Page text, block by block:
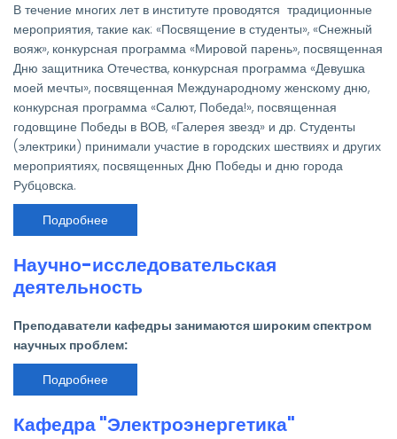
В течение многих лет в институте проводятся традиционные
мероприятия, такие как: «Посвящение в студенты», «Снежный
вояж», конкурсная программа «Мировой парень», посвященная
Дню защитника Отечества, конкурсная программа «Девушка
моей мечты», посвященная Международному женскому дню,
конкурсная программа «Салют, Победа!», посвященная
годовщине Победы в ВОВ, «Галерея звезд» и др. Студенты
(электрики) принимали участие в городских шествиях и других
мероприятиях, посвященных Дню Победы и дню города
Рубцовска.
Подробнее
Культурно-
воспитание
Научно-исследовательская
деятельность
Преподаватели кафедры занимаются широким спектром
научных проблем:
Подробнее
Научно-
деятельность
Кафедра "Электроэнергетика"